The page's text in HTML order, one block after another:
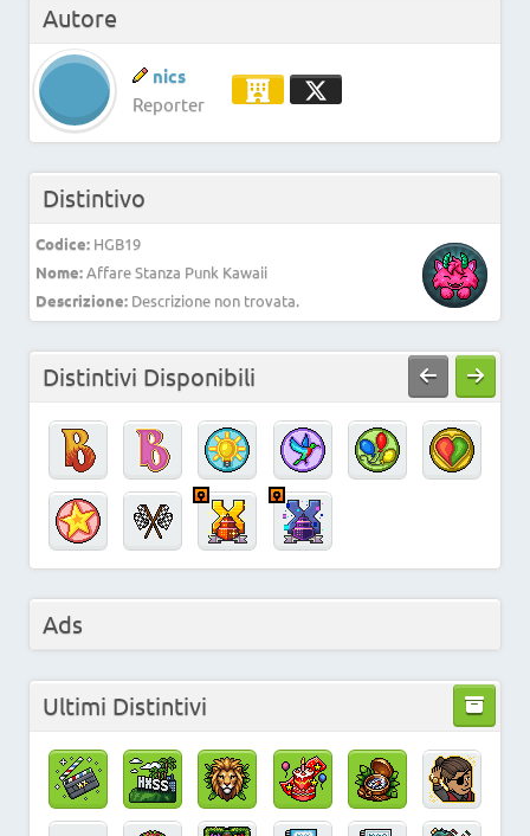
Autore
nics
Reporter
Distintivo
Codice: HGB19
Nome:Affare Stanza Punk Kawaii
Descrizione: Descrizione non trovata.
Distintivi Disponibili
Ads
Ultimi Distintivi